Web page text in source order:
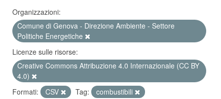
Organizzazioni:
Comune di Genova - Direzione Ambiente - Settore
Politiche Energetiche
Licenze sulle risorse:
Creative Commons Attribuzione 4.0 Internazionale (CC BY
4.0)
Formati:
CSV Tag:
combustibili